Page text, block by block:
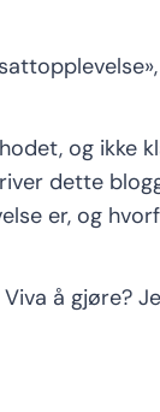
og ikke
dette
er, og
å gjøre? J